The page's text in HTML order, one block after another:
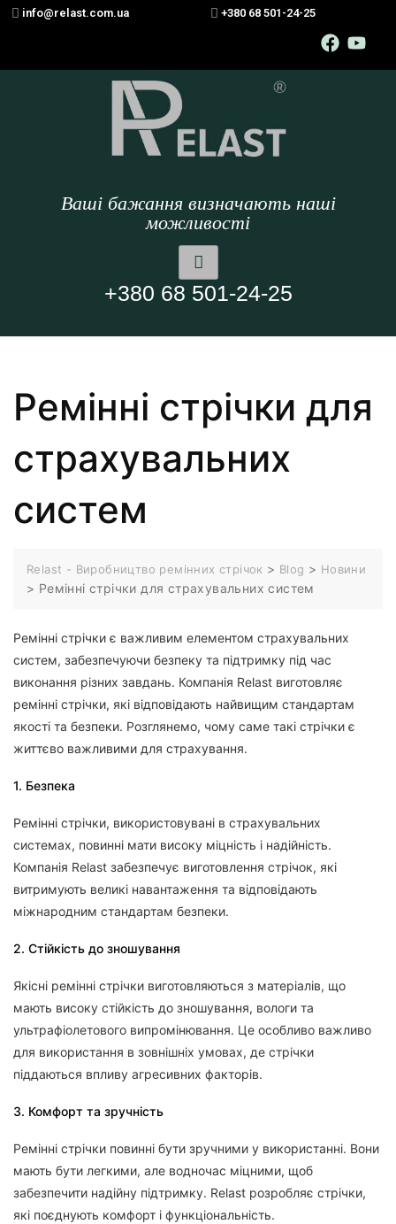
info@relast.com.ua +380 68 501-24-25
Ваші бажання визначають наші
можливості
+380 68 501-24-25
Ремінні стрічки для
страхувальних
систем
Relast - Виробництво ремінних стрічок > Blog > Новини
> Ремінні стрічки для страхувальних систем
Ремінні стрічки є важливим елементом страхувальних
систем, забезпечуючи безпеку та підтримку під час
виконання різних завдань. Компанія Relast виготовляє
ремінні стрічки, які відповідають найвищим стандартам
якості та безпеки. Розглянемо, чому саме такі стрічки є
життєво важливими для страхування.
1. Безпека
Ремінні стрічки, використовувані в страхувальних
системах, повинні мати високу міцність і надійність.
Компанія Relast забезпечує виготовлення стрічок, які
витримують великі навантаження та відповідають
міжнародним стандартам безпеки.
2. Стійкість до зношування
Якісні ремінні стрічки виготовляються з матеріалів, що
мають високу стійкість до зношування, вологи та
ультрафіолетового випромінювання. Це особливо важливо
для використання в зовнішніх умовах, де стрічки
піддаються впливу агресивних факторів.
3. Комфорт та зручність
Ремінні стрічки повинні бути зручними у використанні. Вони
мають бути легкими, але водночас міцними, щоб
забезпечити надійну підтримку. Relast розробляє стрічки,
які поєднують комфорт і функціональність.